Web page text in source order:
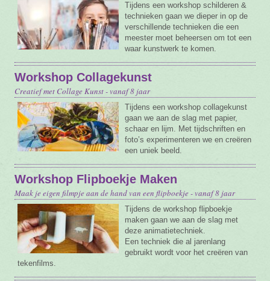
Tijdens een workshop schilderen &
technieken gaan we dieper in op de
verschillende technieken die een
meester moet beheersen om tot een
waar kunstwerk te komen.
Workshop Collagekunst
Creatief met Collage Kunst - vanaf 8 jaar
Tijdens een workshop collagekunst
gaan we aan de slag met papier,
schaar en lijm. Met tijdschriften en
foto’s experimenteren we en creëren
een uniek beeld.
Workshop Flipboekje Maken
Maak je eigen filmpje aan de hand van een flipboekje - vanaf 8 jaar
Tijdens de workshop flipboekje
maken gaan we aan de slag met
deze animatietechniek.
Een techniek die al jarenlang
gebruikt wordt voor het creëren van
tekenfilms.